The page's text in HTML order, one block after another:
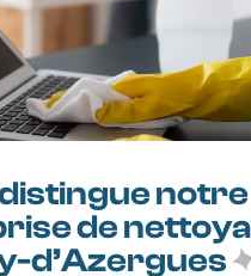
notre
de
d’Azergues